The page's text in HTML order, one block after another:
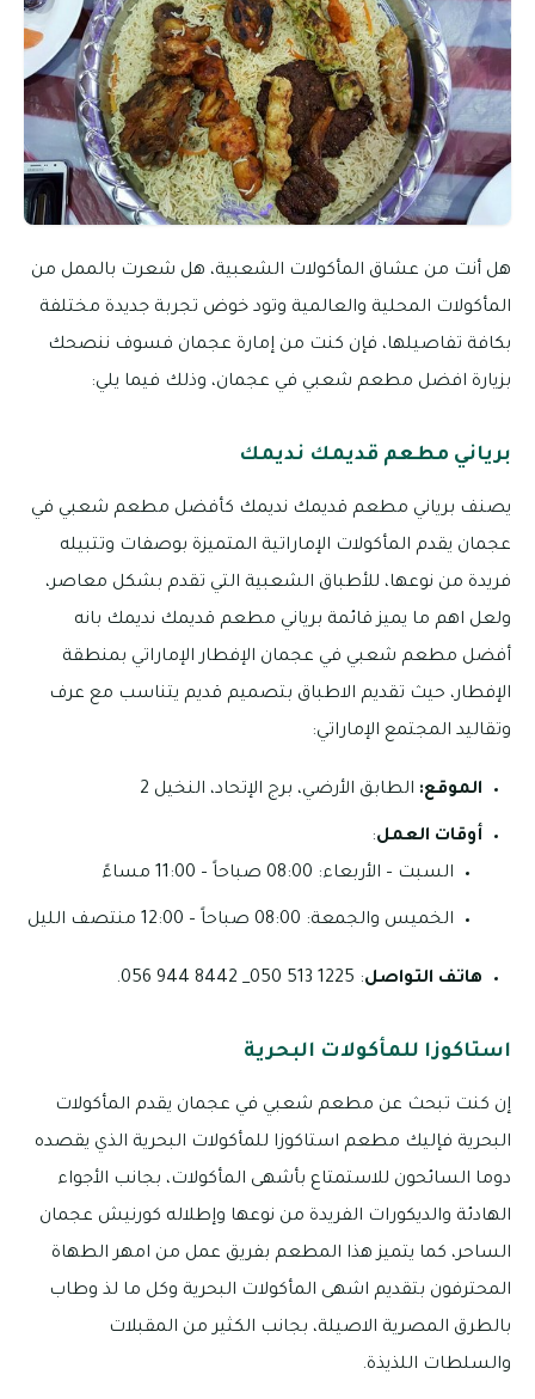
هل أنت من عشاق المأكولات الشعبية، هل شعرت بالممل من
المأكولات المحلية والعالمية وتود خوض تجربة جديدة مختلفة
بكافة تفاصيلها، فإن كنت من إمارة عجمان فسوف ننصحك
بزيارة افضل مطعم شعبي في عجمان، وذلك فيما يلي:
برياني مطعم قديمك نديمك
يصنف برياني مطعم قديمك نديمك كأفضل مطعم شعبي في
عجمان يقدم المأكولات الإماراتية المتميزة بوصفات وتتبيله
فريدة من نوعها، للأطباق الشعبية التي تقدم بشكل معاصر،
ولعل اهم ما يميز قائمة برياني مطعم قديمك نديمك بانه
أفضل مطعم شعبي في عجمان الإفطار الإماراتي بمنطقة
الإفطار، حيث تقديم الاطباق بتصميم قديم يتناسب مع عرف
وتقاليد المجتمع الإماراتي:
الموقع: الطابق الأرضي، برج الإتحاد، النخيل 2
أوقات العمل:
السبت – الأربعاء: 08:00 صباحاً – 11:00 مساءً
الخميس والجمعة: 08:00 صباحاً – 12:00 منتصف الليل
هاتف التواصل: 1225 513 050_ 8442 944 056.
استاكوزا للمأكولات البحرية
إن كنت تبحث عن مطعم شعبي في عجمان يقدم المأكولات
البحرية فإليك مطعم استاكوزا للمأكولات البحرية الذي يقصده
دوما السائحون للاستمتاع بأشهى المأكولات، بجانب الأجواء
الهادئة والديكورات الفريدة من نوعها وإطلاله كورنيش عجمان
الساحر، كما يتميز هذا المطعم بفريق عمل من امهر الطهاة
المحترفون بتقديم اشهى المأكولات البحرية وكل ما لذ وطاب
بالطرق المصرية الاصيلة، بجانب الكثير من المقبلات
والسلطات اللذيذة.